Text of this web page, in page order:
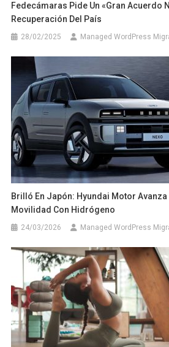
Fedecámaras Pide Un «gran Acuerdo
Recuperación Del País
28/02/2025 Managed WordPress
Brilló En Japón: Hyundai Motor Avanza
Movilidad Con Hidrógeno
24/03/2026 Managed WordPress